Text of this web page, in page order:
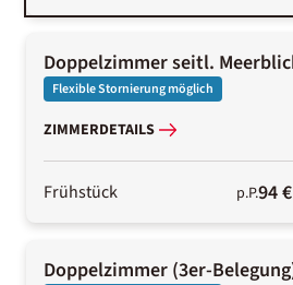
Doppelzimmer seitl.
Flexible Stornierung möglich
ZIMMERDETAILS
Frühstück p.P.94 €
Doppelzimmer (3er-